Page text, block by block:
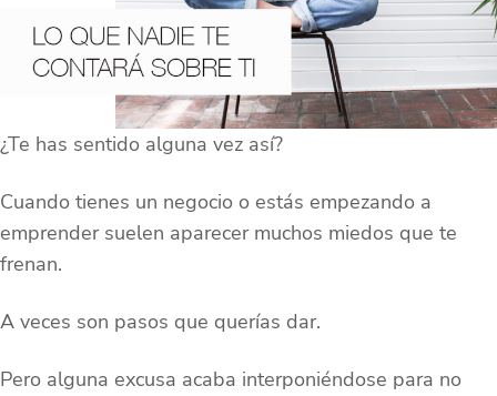
¿Te has sentido alguna vez así?
Cuando tienes un negocio o estás empezando a
emprender suelen aparecer muchos miedos que te
frenan.
A veces son pasos que querías dar.
Pero alguna excusa acaba interponiéndose para no